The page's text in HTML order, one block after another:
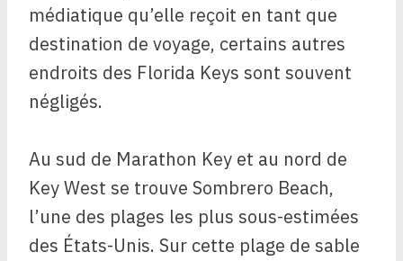
médiatique qu’elle reçoit en tant que
destination de voyage, certains autres
endroits des Florida Keys sont souvent
négligés.
Au sud de Marathon Key et au nord de
Key West se trouve Sombrero Beach,
l’une des plages les plus sous-estimées
des États-Unis. Sur cette plage de sable